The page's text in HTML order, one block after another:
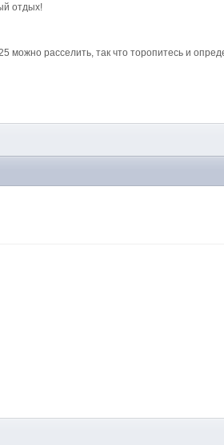
отдых!
можно расселить, так что торопитесь и